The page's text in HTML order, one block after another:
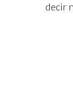
decir